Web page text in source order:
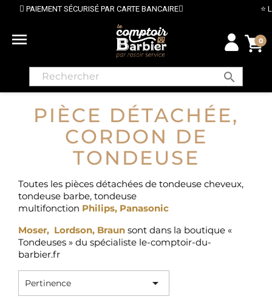
SÉCURISÉ PAR CARTE BANCAIRE ⭐
 0
search
PIÈCE DÉTACHÉE,
CORDON DE
TONDEUSE
Toutes les pièces détachées de tondeuse cheveux,
tondeuse barbe, tondeuse
multifonction Philips, Panasonic
Moser, Lordson, Braun sont dans la boutique «
Tondeuses » du spécialiste le-comptoir-du-
barbier.fr
Pertinence 